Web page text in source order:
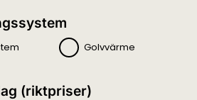
Golvvärme
(riktpriser)